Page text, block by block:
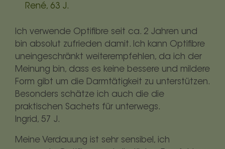
René, 63 J.
Ich verwende Optifibre seit ca. 2 Jahren und
bin absolut zufrieden damit. Ich kann Optifibre
uneingeschränkt weiterempfehlen, da ich der
Meinung bin, dass es keine bessere und mildere
Form gibt um die Darmtätigkeit zu unterstützen.
Besonders schätze ich auch die die
praktischen Sachets für unterwegs.
Ingrid, 57 J.
Meine Verdauung ist sehr sensibel, ich